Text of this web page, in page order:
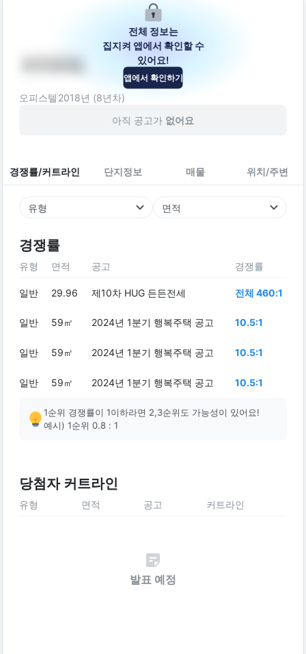
서울특별시 중랑구 봉우재로41길 16-7
오피스텔 2018년 (8년차)
아직 공고가 없어요
경쟁률/커트라인 단지정보 매물 위치/주변
유형 면적
경쟁률
전체 정보는
집지켜 앱에서 확인할 수
있어요!
앱에서 확인하기
유형 면적 공고 경쟁률
일반 29.96 제10차 HUG 든든전세 전체 460:1
일반 59㎡ 2024년 1분기 행복주택 공고 10.5:1
일반 59㎡ 2024년 1분기 행복주택 공고 10.5:1
일반 59㎡ 2024년 1분기 행복주택 공고 10.5:1
1순위 경쟁률이 1이하라면 2,3순위도 가능성이 있어요!
예시) 1순위 0.8 : 1
당첨자 커트라인
유형 면적 공고 커트라인
발표 예정